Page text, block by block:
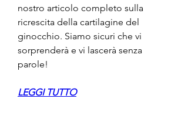
nostro articolo completo sulla
ricrescita della cartilagine del
ginocchio. Siamo sicuri che vi
sorprenderà e vi lascerà senza
parole!
LEGGI TUTTO